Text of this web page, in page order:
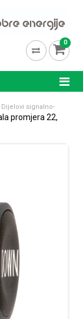
0
Dijelovi signalno-
promjera 22,